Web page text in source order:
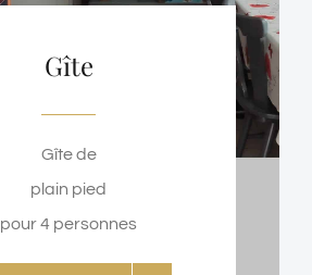
Gîte
Gîte de
plain pied
pour 4 personnes